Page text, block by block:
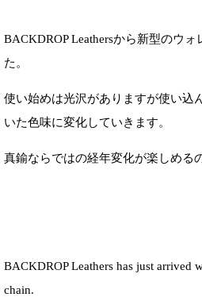
BACKDROP Leathersから新型のウ
た。
使い始めは光沢がありますが使い込
いた色味に変化していきます。
真鍮ならではの経年変化が楽しめる
BACKDROP Leathers has just arrived
chain.